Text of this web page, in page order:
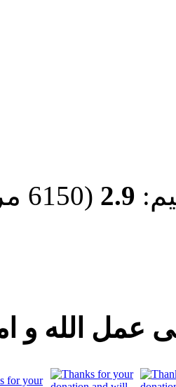
2.9 (6150 مرات التقييم)
عمل الله و